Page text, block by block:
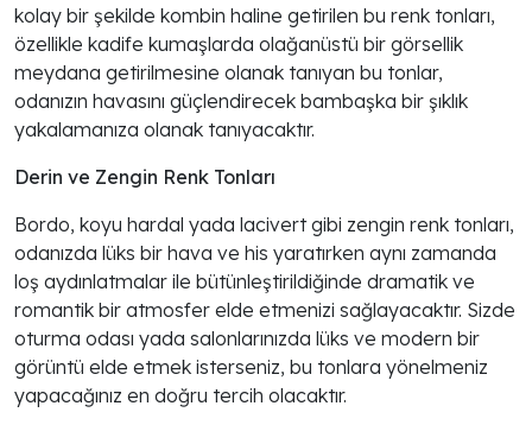
kolay bir şekilde kombin haline getirilen bu renk tonları,
özellikle kadife kumaşlarda olağanüstü bir görsellik
meydana getirilmesine olanak tanıyan bu tonlar,
odanızın havasını güçlendirecek bambaşka bir şıklık
yakalamanıza olanak tanıyacaktır.
Derin ve Zengin Renk Tonları
Bordo, koyu hardal yada lacivert gibi zengin renk tonları,
odanızda lüks bir hava ve his yaratırken aynı zamanda
loş aydınlatmalar ile bütünleştirildiğinde dramatik ve
romantik bir atmosfer elde etmenizi sağlayacaktır. Sizde
oturma odası yada salonlarınızda lüks ve modern bir
görüntü elde etmek isterseniz, bu tonlara yönelmeniz
yapacağınız en doğru tercih olacaktır.